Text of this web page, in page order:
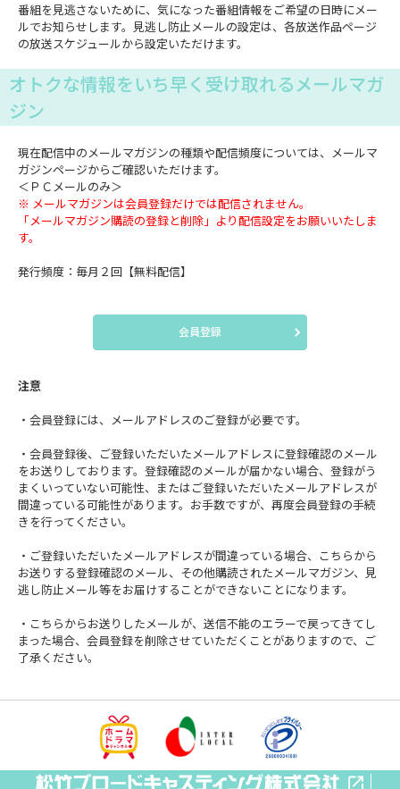
番組を見逃さないために、気になった番組情報をご希望の日時にメー
ルでお知らせします。見逃し防止メールの設定は、各放送作品ページ
の放送スケジュールから設定いただけます。
オトクな情報をいち早く受け取れるメールマガ
ジン
現在配信中のメールマガジンの種類や配信頻度については、メールマ
ガジンページからご確認いただけます。
＜ＰＣメールのみ＞
※ メールマガジンは会員登録だけでは配信されません。
「メールマガジン購読の登録と削除」より配信設定をお願いいたしま
す。
発行頻度：毎月２回【無料配信】
会員登録
注意
・会員登録には、メールアドレスのご登録が必要です。
・会員登録後、ご登録いただいたメールアドレスに登録確認のメール
をお送りしております。登録確認のメールが届かない場合、登録がう
まくいっていない可能性、またはご登録いただいたメールアドレスが
間違っている可能性があります。お手数ですが、再度会員登録の手続
きを行ってください。
・ご登録いただいたメールアドレスが間違っている場合、こちらから
お送りする登録確認のメール、その他購読されたメールマガジン、見
逃し防止メール等をお届けすることができないことになります。
・こちらからお送りしたメールが、送信不能のエラーで戻ってきてし
まった場合、会員登録を削除させていただくことがありますので、ご
了承ください。